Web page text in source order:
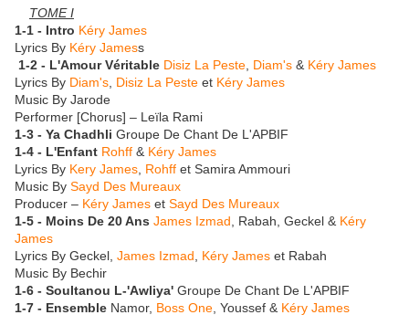
TOME I
1-1 - Intro Kéry James
Lyrics By Kéry Jamess
1-2 - L'Amour Véritable Disiz La Peste Diam's & Kéry James
Lyrics By Diam's Disiz La Peste et Kéry James
Music By Jarode
Performer [Chorus] – Leïla Rami
1-3 - Ya Chadhli Groupe De Chant De L'APBIF
1-4 - L'Enfant Rohff & Kéry James
Lyrics By Kery James Rohff et Samira Ammouri
Music By Sayd Des Mureaux
Producer – Kéry James et Sayd Des Mureaux
1-5 - Moins De 20 Ans James Izmad , Rabah, Geckel & Kéry
James
Lyrics By Geckel, James Izmad Kéry James et Rabah
Music By Bechir
1-6 - Soultanou L-'Awliya' Groupe De Chant De L'APBIF
1-7 - Ensemble Namor, Boss One , Youssef & Kéry James